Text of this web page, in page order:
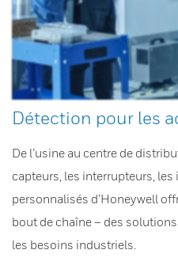
Détection pour les
De l’usine au centre de
capteurs, les interrupteurs,
personnalisés d’Honeywell
bout de chaîne – des
les besoins industriels.